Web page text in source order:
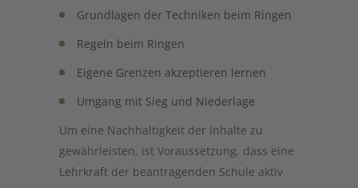
Grundlagen der Techniken beim Ringen
Regeln beim Ringen
Eigene Grenzen akzeptieren lernen
Umgang mit Sieg und Niederlage
Um eine Nachhaltigkeit der Inhalte zu
gewährleisten, ist Voraussetzung, dass eine
Lehrkraft der beantragenden Schule aktiv